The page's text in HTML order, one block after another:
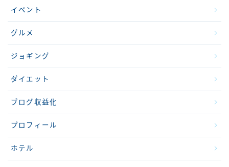
イベント
グルメ
ジョギング
ダイエット
ブログ収益化
プロフィール
ホテル